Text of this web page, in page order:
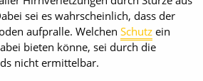
sei es wahrscheinlich, dass der
aufpralle. Welchen Schutz ein
bieten könne, sei durch die
nicht ermittelbar.